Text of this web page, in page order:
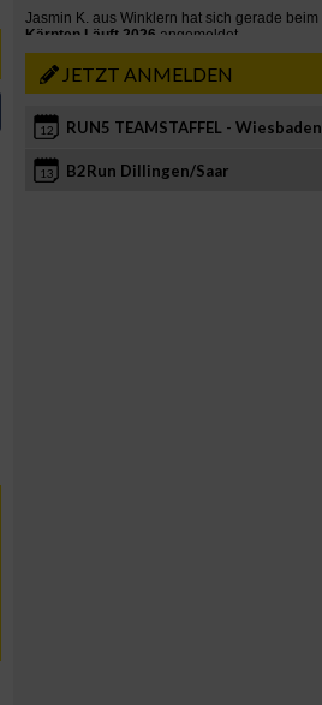
JETZT ANMELDEN
12 RUN5 TEAMSTAFFEL - Wiesbaden
13 B2Run Dillingen/Saar